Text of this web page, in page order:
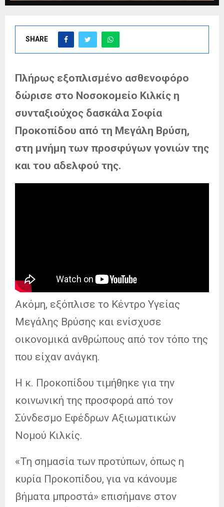
SHARE
Πλήρως εξοπλισμένο ασθενοφόρο
δώρισε στο Νοσοκομείο Κιλκίς η
συνταξιούχος δασκάλα Σοφία
Προκοπίδου από τη Μεγάλη Βρύση,
στη μνήμη των προσφύγων γονιών της
και του αδελφού της.
Ακόμη, εξόπλισε το Κέντρο Υγείας
Μεγάλης Βρύσης και ενίσχυσε
οικονομικά ανθρώπους από τον τόπο της
που είχαν ανάγκη.
Η κ. Προκοπίδου τιμήθηκε για την
κοινωνική της προσφορά από τον
Σύνδεσμο Εφέδρων Αξιωματικών
Νομού Κιλκίς.
«Τη σημασία των προτύπων, όπως η
κυρία Προκοπίδου, για να κάνουμε
βήματα μπροστά» επισήμανε στον